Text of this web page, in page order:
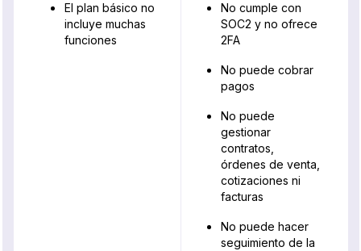
El plan básico no
incluye muchas
funciones
No cumple con
SOC2 y no ofrece
2FA
No puede cobrar
pagos
No puede
gestionar
contratos,
órdenes de venta,
cotizaciones ni
facturas
No puede hacer
seguimiento de la